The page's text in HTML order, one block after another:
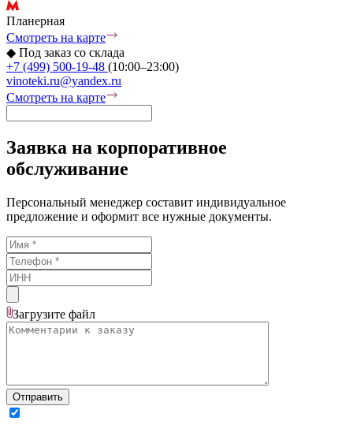
Планерная
Смотреть на карте
◆ Под заказ со склада
+7 (499) 500-19-48 (10:00–23:00)
vinoteki.ru@yandex.ru
Смотреть на карте
Заявка на корпоративное
обслуживание
Персональный менеджер составит индивидуальное
предложение и оформит все нужные документы.
Загрузите файл
Отправить